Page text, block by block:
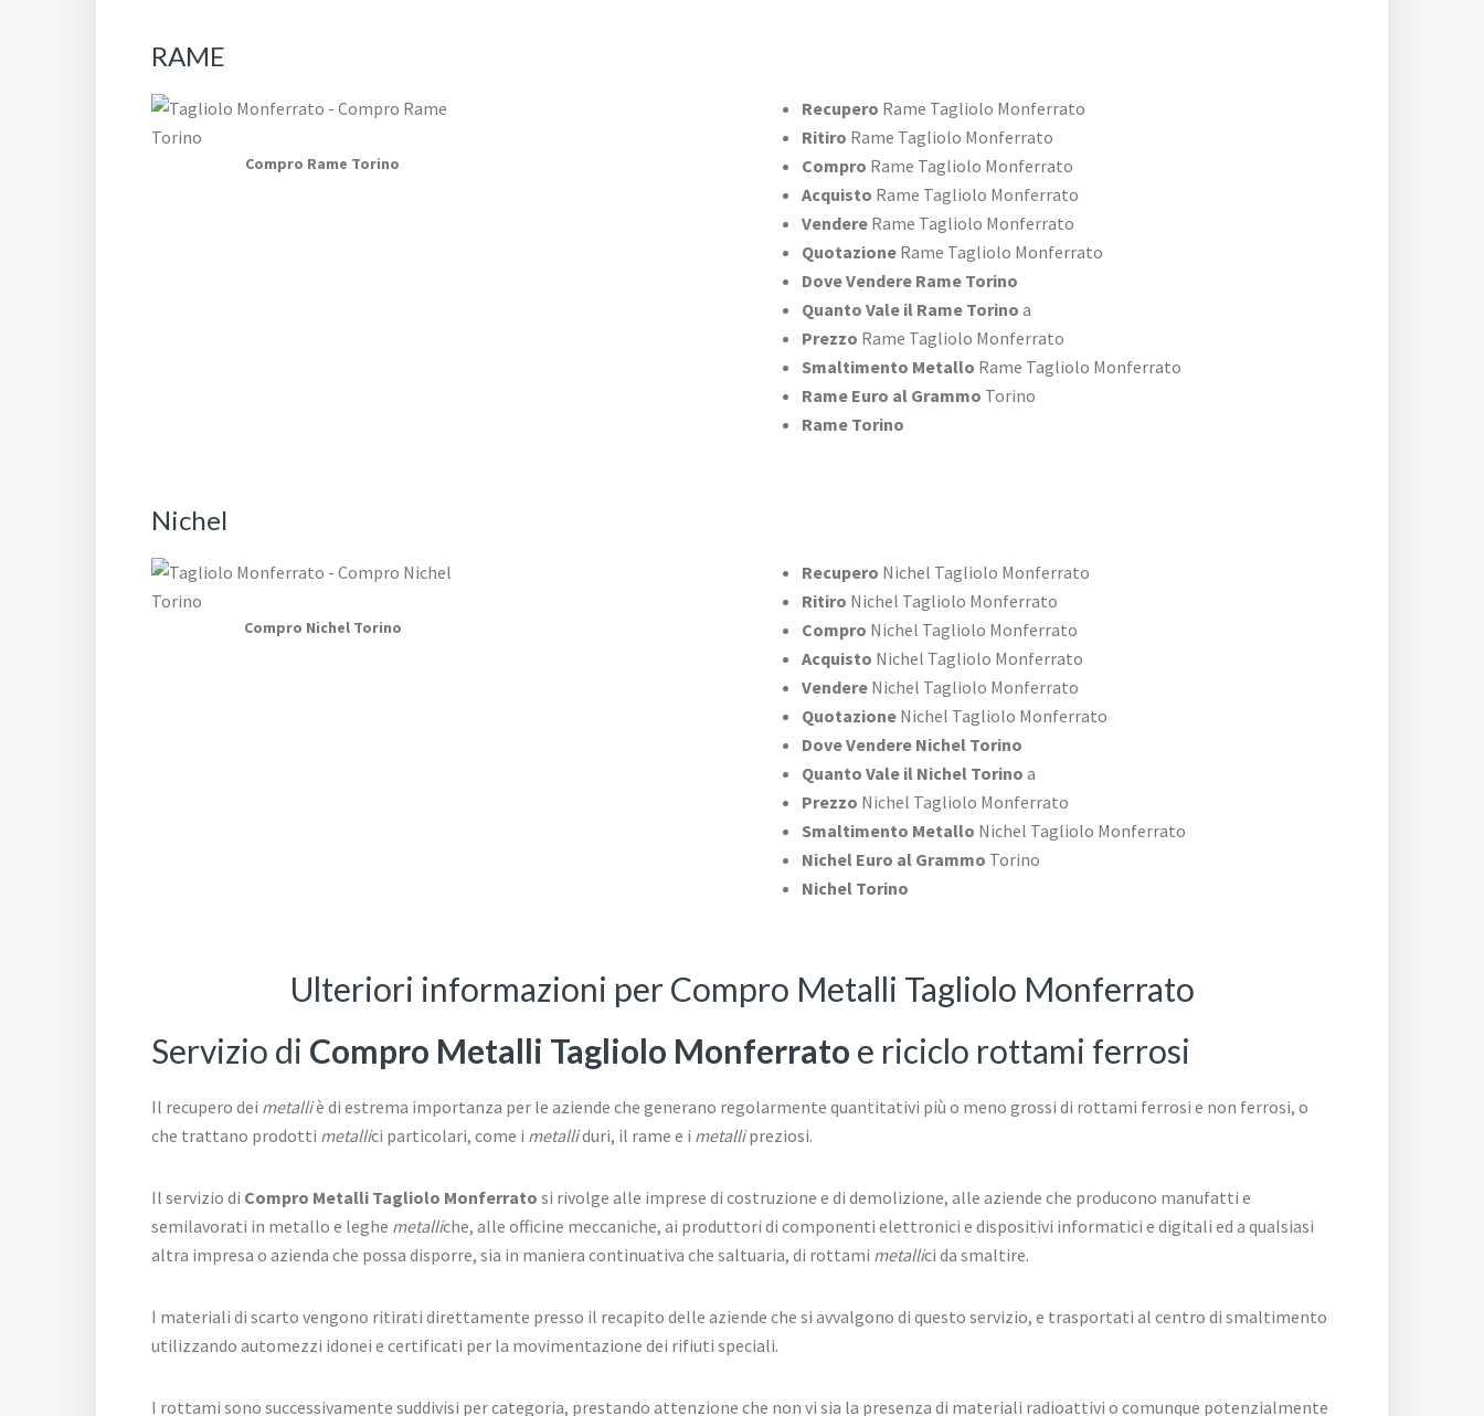
RAME
Compro Rame Torino
Recupero Rame Tagliolo Monferrato
Ritiro Rame Tagliolo Monferrato
Compro Rame Tagliolo Monferrato
Acquisto Rame Tagliolo Monferrato
VendereRame Tagliolo Monferrato
QuotazioneRame Tagliolo Monferrato
Dove Vendere Rame Torino
Quanto Vale il Rame Torino a
Prezzo Rame Tagliolo Monferrato
Smaltimento Metallo Rame Tagliolo Monferrato
Rame Euro al Grammo Torino
Rame Torino
Nichel
Compro Nichel Torino
Recupero Nichel Tagliolo Monferrato
Ritiro Nichel Tagliolo Monferrato
Compro Nichel Tagliolo Monferrato
Acquisto Nichel Tagliolo Monferrato
VendereNichel Tagliolo Monferrato
QuotazioneNichel Tagliolo Monferrato
Dove Vendere Nichel Torino
Quanto Vale il Nichel Torino a
Prezzo Nichel Tagliolo Monferrato
Smaltimento Metallo Nichel Tagliolo Monferrato
Nichel Euro al Grammo Torino
Nichel Torino
Ulteriori informazioni per Compro Metalli Tagliolo Monferrato
Servizio di Compro Metalli Tagliolo Monferrato e riciclo rottami ferrosi
Il recupero dei metalliè di estrema importanza per le aziende che generano regolarmente quantitativi più o meno grossi di rottami ferrosi e non ferrosi, o
che trattano prodotti metallici particolari, come i metalliduri, il rame e i metallipreziosi.
Il servizio di Compro Metalli Tagliolo Monferrato si rivolge alle imprese di costruzione e di demolizione, alle aziende che producono manufatti e
semilavorati in metallo e leghe metalliche, alle officine meccaniche, ai produttori di componenti elettronici e dispositivi informatici e digitali ed a qualsiasi
altra impresa o azienda che possa disporre, sia in maniera continuativa che saltuaria, di rottami metallici da smaltire.
I materiali di scarto vengono ritirati direttamente presso il recapito delle aziende che si avvalgono di questo servizio, e trasportati al centro di smaltimento
utilizzando automezzi idonei e certificati per la movimentazione dei rifiuti speciali.
I rottami sono successivamente suddivisi per categoria, prestando attenzione che non vi sia la presenza di materiali radioattivi o comunque potenzialmente